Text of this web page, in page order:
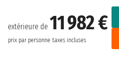
extérieure de 11 982 €
prix par personne taxes incluses